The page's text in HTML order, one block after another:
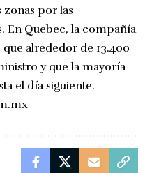
zonas por las
En Quebec, la compañía
alrededor de 13.400
y que la mayoría
el día siguiente.